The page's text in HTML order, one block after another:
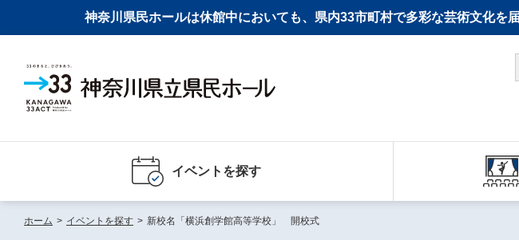
神奈川県民ホールは休館中においても、県内33市町村で多彩な芸術文化を
イベントを探す
ホーム > イベントを探す > 新校名「横浜創学館高等学校」 開校式